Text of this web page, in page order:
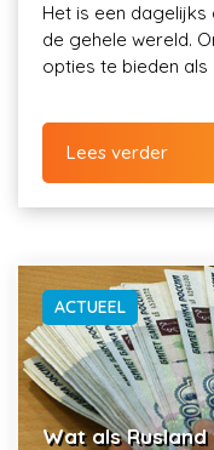
Het is een
de gehele wereld.
opties te bieden als
Lees verder
ACTUEEL
Wat als